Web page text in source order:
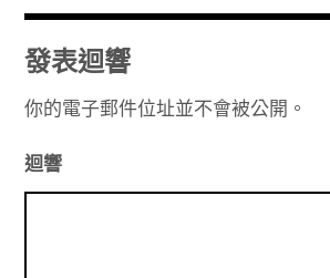
章
導
覽
發表迴響
你的電子郵件位址並不會被公開。
迴響